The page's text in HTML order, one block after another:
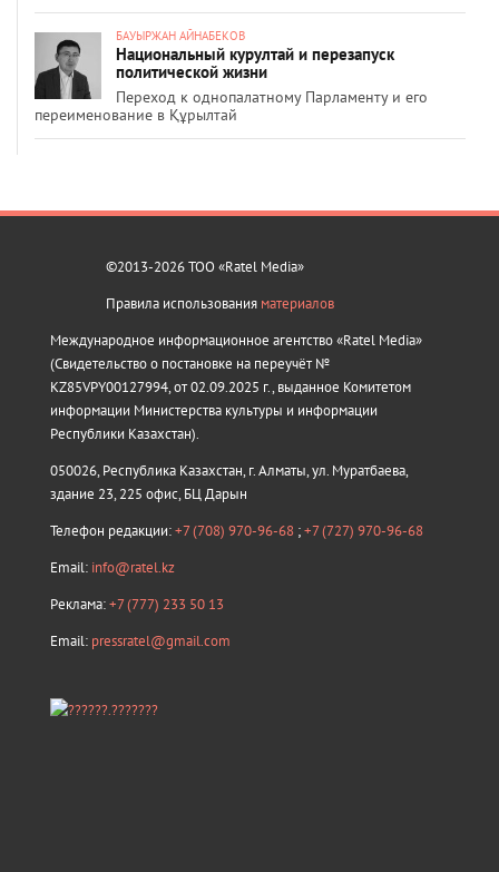
БАУЫРЖАН АЙНАБЕКОВ
Национальный курултай и перезапуск
политической жизни
Переход к однопалатному Парламенту и его
переименование в Құрылтай
©2013-2026 ТОО «Ratel Media»
Правила использования материалов
Международное информационное агентство «Ratel Media»
(Свидетельство о постановке на переучёт №
KZ85VPY00127994, от 02.09.2025 г., выданное Комитетом
информации Министерства культуры и информации
Республики Казахстан).
050026, Республика Казахстан, г. Алматы, ул. Муратбаева,
здание 23, 225 офис, БЦ Дарын
Телефон редакции:+7 (708) 970-96-68 ;+7 (727) 970-96-68
Email: info@ratel.kz
Реклама:+7 (777) 233 50 13
Email: pressratel@gmail.com